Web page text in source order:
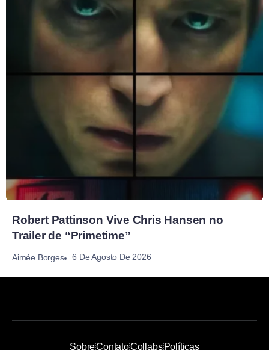
Robert Pattinson Vive Chris Hansen no
Trailer de “Primetime”
Aimée Borges 6 De Agosto De 2026
SobreContatoCollabsPolíticas